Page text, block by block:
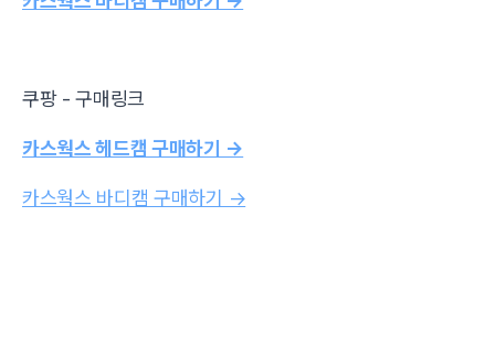
쿠팡 - 구매링크
카스웍스 헤드캠 구매하기 →
카스웍스 바디캠 구매하기 →